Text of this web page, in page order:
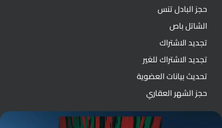
حجز البادل تنس
الشاتل باص
تجديد الاشتراك
تجديد الاشتراك للغير
تحديث بيانات العضوية
حجز الشهر العقاري